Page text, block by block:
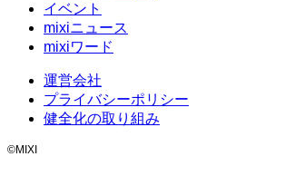
イベント
mixiニュース
mixiワード
運営会社
プライバシーポリシー
健全化の取り組み
©MIXI